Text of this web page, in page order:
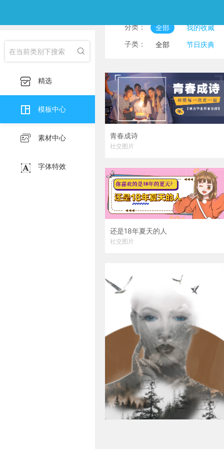

 精选
 模板中心
 素材中心
 字体特效
分类： 全部
我的收藏
淘宝主图
印刷海
子类： 全部
节日庆典
服装服饰
护肤化
宣传海报
挂画
朋友圈邀请函
公
青春成诗
社交图片
还是18年夏天的人
社交图片